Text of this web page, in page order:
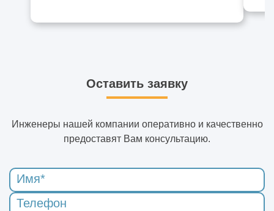
Оставить заявку
Инженеры нашей компании оперативно и качественно
предоставят Вам консультацию.